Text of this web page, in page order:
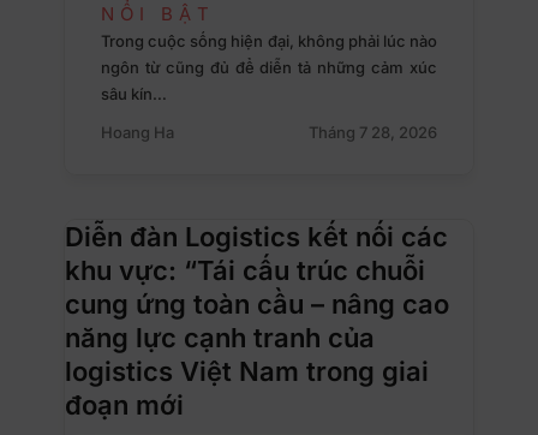
NỔI BẬT
Trong cuộc sống hiện đại, không phải lúc nào
ngôn từ cũng đủ để diễn tả những cảm xúc
sâu kín…
Hoang Ha
Tháng 7 28, 2026
Diễn đàn Logistics kết nối các
khu vực: “Tái cấu trúc chuỗi
cung ứng toàn cầu – nâng cao
năng lực cạnh tranh của
logistics Việt Nam trong giai
đoạn mới